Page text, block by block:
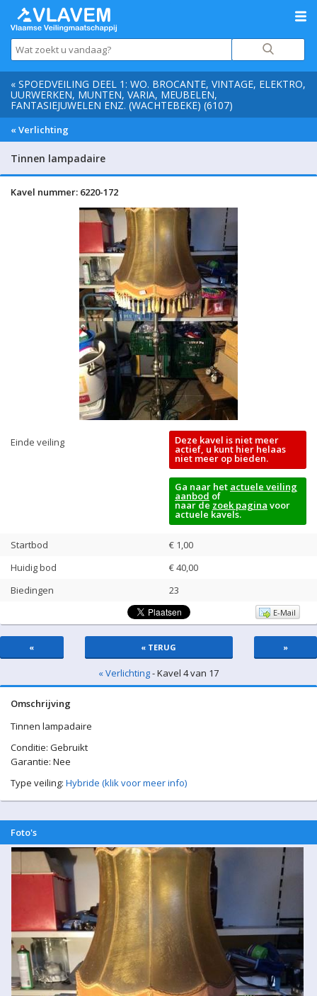
« SPOEDVEILING DEEL 1: WO. BROCANTE, VINTAGE, ELEKTRO,
UURWERKEN, MUNTEN, VARIA, MEUBELEN,
FANTASIEJUWELEN ENZ. (WACHTEBEKE) (6107)
« Verlichting
Tinnen lampadaire
Kavel nummer: 6220-172
Einde veiling Deze kavel is niet meer
actief, u kunt hier helaas
niet meer op bieden.
Ga naar het actuele veiling
aanbod of
naar de zoek pagina voor
actuele kavels.
Startbod
€ 1,00
Huidig bod
€40,00
Biedingen
23
E-Mail
« « TERUG »
« Verlichting- Kavel 4 van 17
Omschrijving
Tinnen lampadaire
Conditie: Gebruikt
Garantie: Nee
Type veiling: Hybride (klik voor meer info)
Foto's